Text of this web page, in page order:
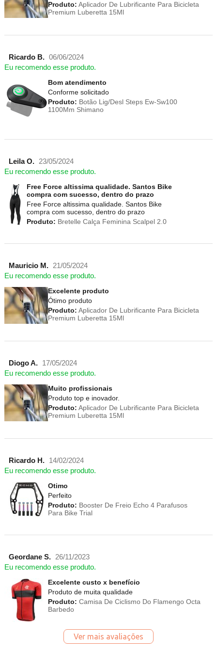
Produto: Aplicador De Lubrificante Para Bicicleta
Premium Luberetta 15Ml
Ricardo B. 06/06/2024
Eu recomendo esse produto.
Bom atendimento
Conforme solicitado
Produto: Botão Lig/Desl Steps Ew-Sw100
1100Mm Shimano
Leila O. 23/05/2024
Eu recomendo esse produto.
Free Force altissima qualidade. Santos Bike
compra com sucesso, dentro do prazo
Free Force altissima qualidade. Santos Bike
compra com sucesso, dentro do prazo
Produto: Bretelle Calça Feminina Scalpel 2.0
Mauricio M. 21/05/2024
Eu recomendo esse produto.
Excelente produto
Ótimo produto
Produto: Aplicador De Lubrificante Para Bicicleta
Premium Luberetta 15Ml
Diogo A.
17/05/2024
Eu recomendo esse produto.
Muito profissionais
Produto top e inovador.
Produto: Aplicador De Lubrificante Para Bicicleta
Premium Luberetta 15Ml
Ricardo H.
14/02/2024
Eu recomendo esse produto.
Otimo
Perfeito
Produto: Booster De Freio Echo 4 Parafusos
Para Bike Trial
Geordane S. 26/11/2023
Eu recomendo esse produto.
Excelente custo x benefício
Produto de muita qualidade
Produto: Camisa De Ciclismo Do Flamengo Octa
Barbedo
Ver mais avaliações